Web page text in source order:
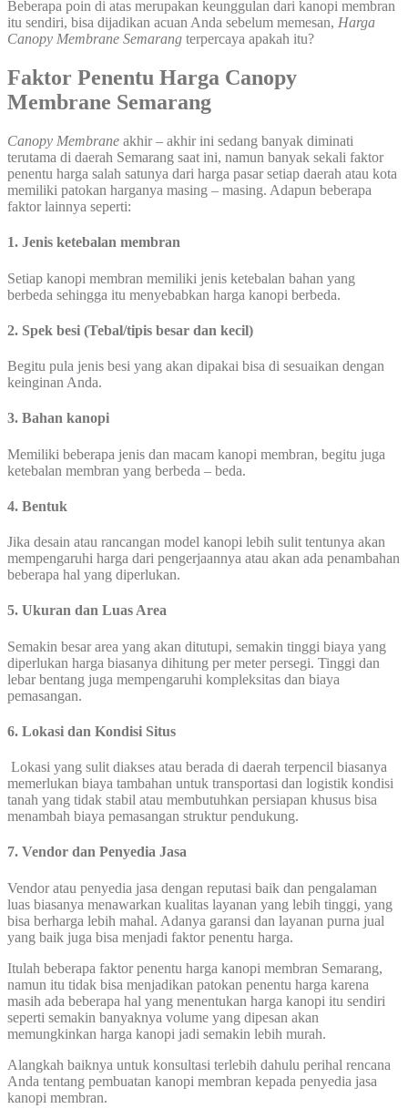
Beberapa poin di atas merupakan keunggulan dari kanopi membran
itu sendiri, bisa dijadikan acuan Anda sebelum memesan, Harga
Canopy Membrane Semarang terpercaya apakah itu?
Faktor Penentu Harga Canopy
Membrane Semarang
Canopy Membrane akhir – akhir ini sedang banyak diminati
terutama di daerah Semarang saat ini, namun banyak sekali faktor
penentu harga salah satunya dari harga pasar setiap daerah atau kota
memiliki patokan harganya masing – masing. Adapun beberapa
faktor lainnya seperti:
1. Jenis ketebalan membran
Setiap kanopi membran memiliki jenis ketebalan bahan yang
berbeda sehingga itu menyebabkan harga kanopi berbeda.
2. Spek besi (Tebal/tipis besar dan kecil)
Begitu pula jenis besi yang akan dipakai bisa di sesuaikan dengan
keinginan Anda.
3. Bahan kanopi
Memiliki beberapa jenis dan macam kanopi membran, begitu juga
ketebalan membran yang berbeda – beda.
4. Bentuk
Jika desain atau rancangan model kanopi lebih sulit tentunya akan
mempengaruhi harga dari pengerjaannya atau akan ada penambahan
beberapa hal yang diperlukan.
5. Ukuran dan Luas Area
Semakin besar area yang akan ditutupi, semakin tinggi biaya yang
diperlukan harga biasanya dihitung per meter persegi. Tinggi dan
lebar bentang juga mempengaruhi kompleksitas dan biaya
pemasangan.
6. Lokasi dan Kondisi Situs
Lokasi yang sulit diakses atau berada di daerah terpencil biasanya
memerlukan biaya tambahan untuk transportasi dan logistik kondisi
tanah yang tidak stabil atau membutuhkan persiapan khusus bisa
menambah biaya pemasangan struktur pendukung.
7. Vendor dan Penyedia Jasa
Vendor atau penyedia jasa dengan reputasi baik dan pengalaman
luas biasanya menawarkan kualitas layanan yang lebih tinggi, yang
bisa berharga lebih mahal. Adanya garansi dan layanan purna jual
yang baik juga bisa menjadi faktor penentu harga.
Itulah beberapa faktor penentu harga kanopi membran Semarang,
namun itu tidak bisa menjadikan patokan penentu harga karena
masih ada beberapa hal yang menentukan harga kanopi itu sendiri
seperti semakin banyaknya volume yang dipesan akan
memungkinkan harga kanopi jadi semakin lebih murah.
Alangkah baiknya untuk konsultasi terlebih dahulu perihal rencana
Anda tentang pembuatan kanopi membran kepada penyedia jasa
kanopi membran.